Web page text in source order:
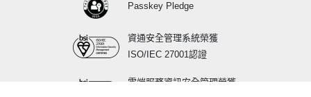
Passkey Pledge
資通安全管理系統榮獲
ISO/IEC 27001認證
雲端服務資訊安全管理榮獲